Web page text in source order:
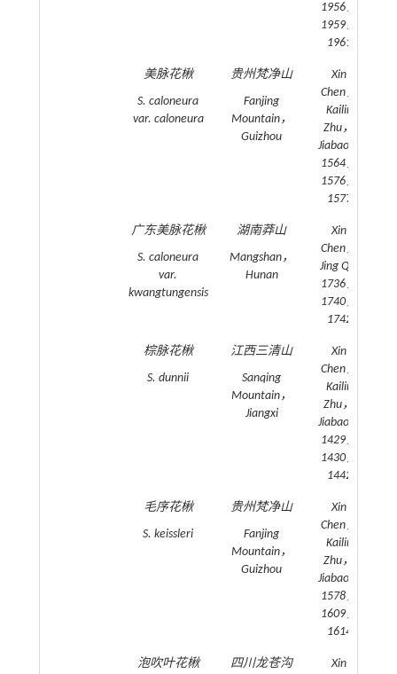
1956，
1959，
1961
美脉花楸
S. caloneura
var. caloneura
贵州梵净山
Fanjing
Mountain，
Guizhou
Xin
Chen，
Kailin
Zhu，
Jiabao Li
1564，
1576，
1577
广东美脉花楸
S. caloneura
var.
kwangtungensis
湖南莽山
Mangshan，
Hunan
Xin
Chen，
Jing Qiu
1736，
1740，
1742
棕脉花楸
S. dunnii
江西三清山
Sanqing
Mountain，
Jiangxi
Xin
Chen，
Kailin
Zhu，
Jiabao Li
1429，
1430，
1442
毛序花楸
S. keissleri
贵州梵净山
Fanjing
Mountain，
Guizhou
Xin
Chen，
Kailin
Zhu，
Jiabao Li
1578，
1609，
1614
泡吹叶花楸
四川龙苍沟
Xin